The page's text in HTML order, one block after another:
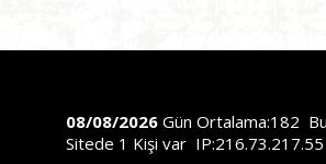
08/08/2026 Gün Ortalama:182
Sitede 1 Kişi var IP:216.73.217.55